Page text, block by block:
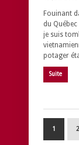
Fouinant
du
je suis
potager
Suite
1 2